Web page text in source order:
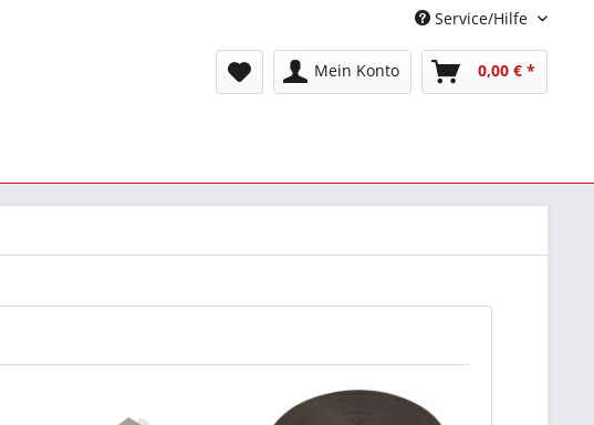
Service/Hilfe
Mein Konto 0,00 € *